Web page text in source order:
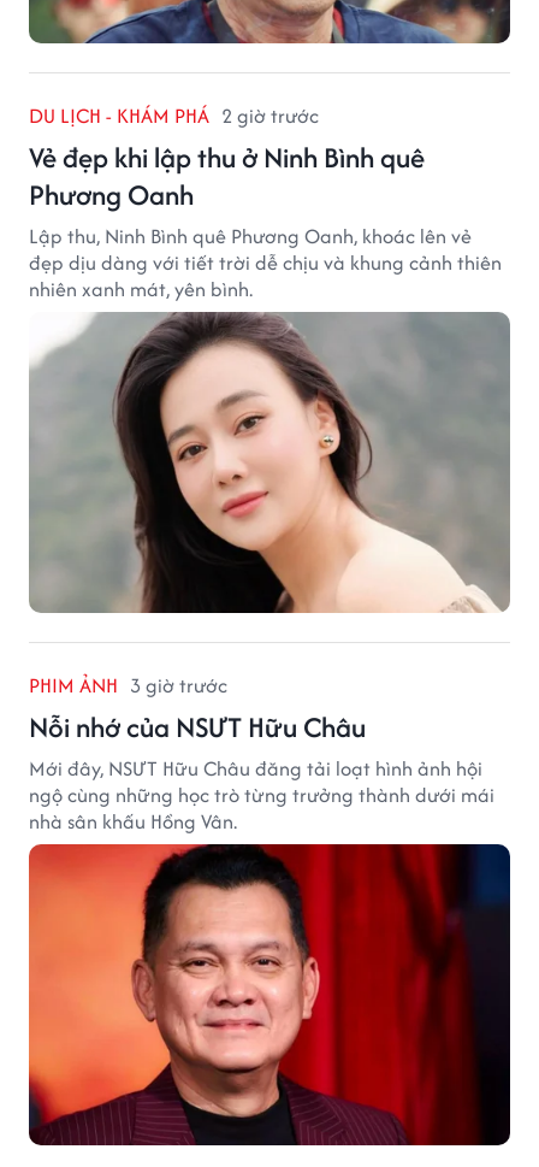
DU LỊCH - KHÁM PHÁ 2 giờ trước
Vẻ đẹp khi lập thu ở Ninh Bình quê
Phương Oanh
Lập thu, Ninh Bình quê Phương Oanh, khoác lên vẻ
đẹp dịu dàng với tiết trời dễ chịu và khung cảnh thiên
nhiên xanh mát, yên bình.
PHIM ẢNH 3 giờ trước
Nỗi nhớ của NSƯT Hữu Châu
Mới đây, NSƯT Hữu Châu đăng tải loạt hình ảnh hội
ngộ cùng những học trò từng trưởng thành dưới mái
nhà sân khấu Hồng Vân.